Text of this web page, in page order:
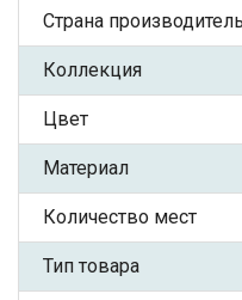
Страна производитель
Коллекция
Цвет
Материал
Количество мест
Тип товара